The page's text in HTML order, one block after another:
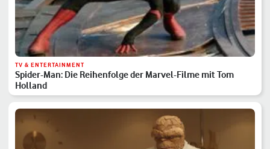
TV & ENTERTAINMENT
Spider-Man: Die Reihenfolge der Marvel-Filme mit Tom
Holland